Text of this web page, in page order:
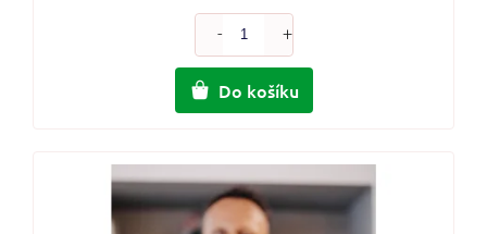
Do košíku